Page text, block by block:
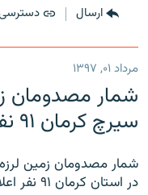
ارسال
مرداد ۰۱, ۱۳۹۷
شمار مصدومان
سیرچ کرمان ۹۱ نفر اعلام شد
شمار مصدومان زمین
در استان کرمان ۹۱ نفر اعلام شد.